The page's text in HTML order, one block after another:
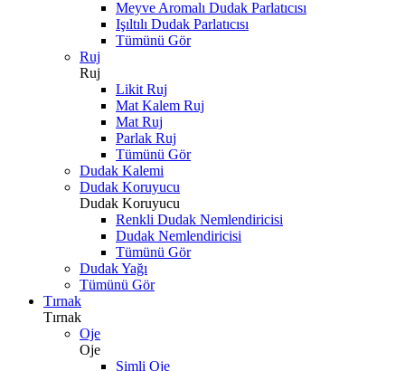
Meyve Aromalı Dudak Parlatıcısı
Işıltılı Dudak Parlatıcısı
Tümünü Gör
Ruj
Ruj
Likit Ruj
Mat Kalem Ruj
Mat Ruj
Parlak Ruj
Tümünü Gör
Dudak Kalemi
Dudak Koruyucu
Dudak Koruyucu
Renkli Dudak Nemlendiricisi
Dudak Nemlendiricisi
Tümünü Gör
Dudak Yağı
Tümünü Gör
Tırnak
Tırnak
Oje
Oje
Simli Oje